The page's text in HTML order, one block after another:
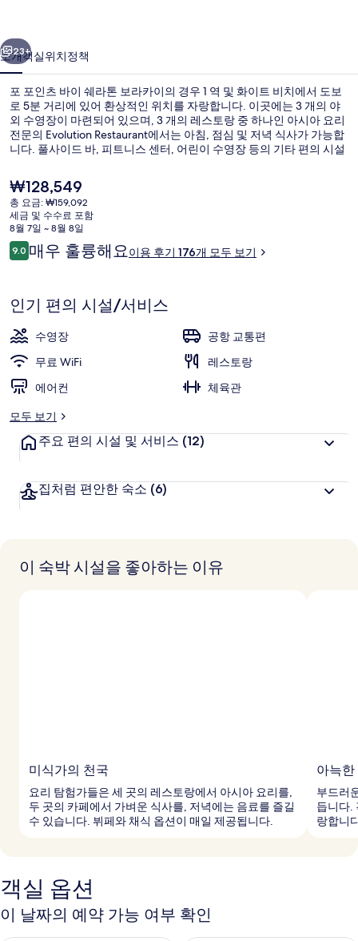
라
톤
보
라
카
이
의
사
진
러
리
23+
소개객실위치정책
포 포인츠 바이 쉐라톤 보라카이의 경우 1 역 및 화이트 비치에서 도보
로 5분 거리에 있어 환상적인 위치를 자랑합니다. 이곳에는 3 개의 야
외 수영장이 마련되어 있으며, 3 개의 레스토랑 중 하나인 아시아 요리
전문의 Evolution Restaurant에서는 아침, 점심 및 저녁 식사가 가능합
니다. 풀사이드 바, 피트니스 센터, 어린이 수영장 등의 기타 편의 시설
현
재
가
격
은
₩128,549
₩128,549
총 요금: ₩159,092
세금 및 수수료 포함
8월 7일 ~ 8월 8일
이
용
기
9.010점 만점 중 9.0점.
매우 훌륭해요이용 후기 176개 모두 보기
인기 편의 시설/서비스
수영장
공항 교통편
무료 WiFi
레스토랑
에어컨
체육관
모두 보기
주요 편의 시설 및 서비스 (12)
집처럼 편안한 숙소 (6)
이 숙박 시설을 좋아하는 이유
미식가의 천국
요리 탐험가들은 세 곳의 레스토랑에서 아시아 요리를,
두 곳의 카페에서 가벼운 식사를, 저녁에는 음료를 즐길
수 있습니다. 뷔페와 채식 옵션이 매일 제공됩니다.
아늑
부드러
듭니다.
랑합니
객실 옵션
이 날짜의 예약 가능 여부 확인